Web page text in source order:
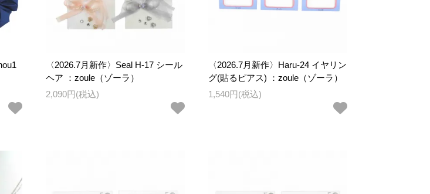
〈2026.7月新作〉Seal H-17 シール
ヘア ：zoule（ゾーラ）
2,090円(税込)
〈2026.7月新作〉Haru-24 イヤリン
グ(貼るピアス) ：zoule（ゾーラ）
1,540円(税込)